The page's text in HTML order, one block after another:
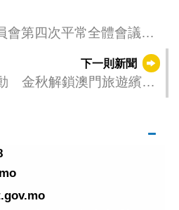
會第四次平常全體會議安
下一則新聞
金秋解鎖澳門旅遊繽紛